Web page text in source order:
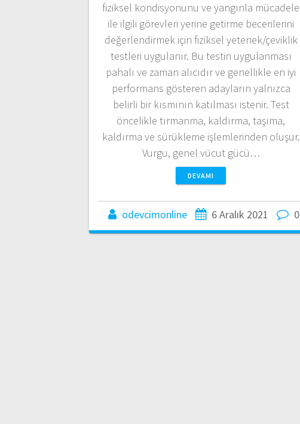
fiziksel kondisyonunu ve yangınla mücadele
ile ilgili görevleri yerine getirme becerilerini
değerlendirmek için fiziksel yetenek/çeviklik
testleri uygulanır. Bu testin uygulanması
pahalı ve zaman alıcıdır ve genellikle en iyi
performans gösteren adayların yalnızca
belirli bir kısmının katılması istenir. Test
öncelikle tırmanma, kaldırma, taşıma,
kaldırma ve sürükleme işlemlerinden oluşur.
Vurgu, genel vücut gücü…
DEVAMI
odevcimonline 6 Aralık 2021 0